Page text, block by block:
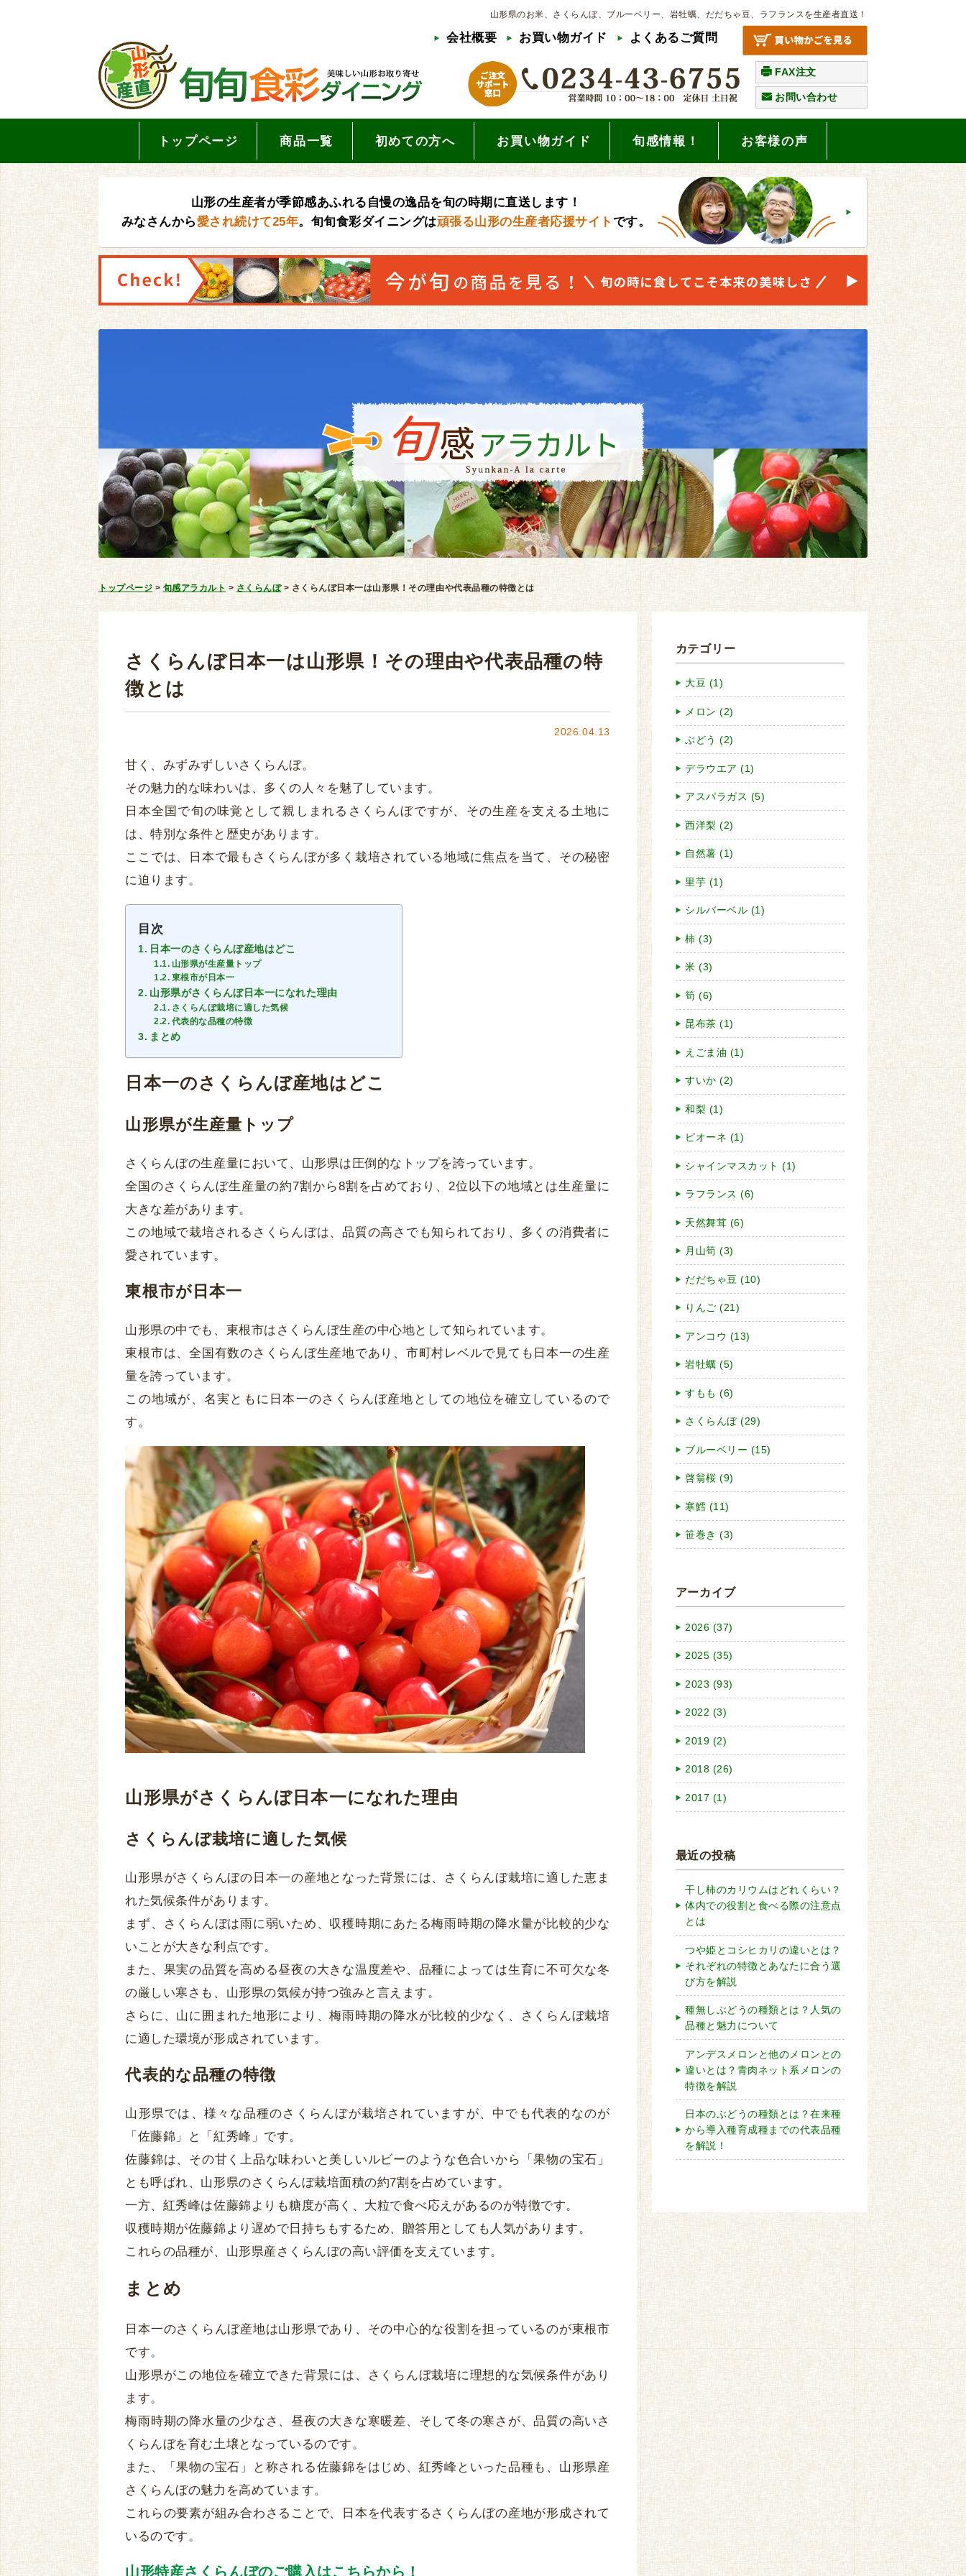
山形県のお米、さくらんぼ、ブルーベリー、岩牡蠣、だだちゃ豆、ラフランスを生産者直送！
会社概要 お買い物ガイド よくあるご質問
FAX注文
お問い合わせ
トップページ 商品一覧 初めての方へ お買い物ガイド 旬感情報！ お客様の声
山形の生産者が季節感あふれる自慢の逸品を旬の時期に直送します！
みなさんから愛され続けて25年。旬旬食彩ダイニングは頑張る山形の生産者応援サイト です。
トップページ > 旬感アラカルト > さくらんぼ > さくらんぼ日本一は山形県！その理由や代表品種の特徴とは
さくらんぼ日本一は山形県！その理由や代表品種の特
徴とは
2026.04.13
甘く、みずみずしいさくらんぼ。
その魅力的な味わいは、多くの人々を魅了しています。
日本全国で旬の味覚として親しまれるさくらんぼですが、その生産を支える土地に
は、特別な条件と歴史があります。
ここでは、日本で最もさくらんぼが多く栽培されている地域に焦点を当て、その秘密
に迫ります。
目次
日本一のさくらんぼ産地はどこ
山形県が生産量トップ
東根市が日本一
山形県がさくらんぼ日本一になれた理由
さくらんぼ栽培に適した気候
代表的な品種の特徴
まとめ
日本一のさくらんぼ産地はどこ
山形県が生産量トップ
さくらんぼの生産量において、山形県は圧倒的なトップを誇っています。
全国のさくらんぼ生産量の約7割から8割を占めており、2位以下の地域とは生産量に
大きな差があります。
この地域で栽培されるさくらんぼは、品質の高さでも知られており、多くの消費者に
愛されています。
東根市が日本一
山形県の中でも、東根市はさくらんぼ生産の中心地として知られています。
東根市は、全国有数のさくらんぼ生産地であり、市町村レベルで見ても日本一の生産
量を誇っています。
この地域が、名実ともに日本一のさくらんぼ産地としての地位を確立しているので
す。
山形県がさくらんぼ日本一になれた理由
さくらんぼ栽培に適した気候
山形県がさくらんぼの日本一の産地となった背景には、さくらんぼ栽培に適した恵ま
れた気候条件があります。
まず、さくらんぼは雨に弱いため、収穫時期にあたる梅雨時期の降水量が比較的少な
いことが大きな利点です。
また、果実の品質を高める昼夜の大きな温度差や、品種によっては生育に不可欠な冬
の厳しい寒さも、山形県の気候が持つ強みと言えます。
さらに、山に囲まれた地形により、梅雨時期の降水が比較的少なく、さくらんぼ栽培
に適した環境が形成されています。
代表的な品種の特徴
山形県では、様々な品種のさくらんぼが栽培されていますが、中でも代表的なのが
「佐藤錦」と「紅秀峰」です。
佐藤錦は、その甘く上品な味わいと美しいルビーのような色合いから「果物の宝石」
とも呼ばれ、山形県のさくらんぼ栽培面積の約7割を占めています。
一方、紅秀峰は佐藤錦よりも糖度が高く、大粒で食べ応えがあるのが特徴です。
収穫時期が佐藤錦より遅めで日持ちもするため、贈答用としても人気があります。
これらの品種が、山形県産さくらんぼの高い評価を支えています。
まとめ
日本一のさくらんぼ産地は山形県であり、その中心的な役割を担っているのが東根市
です。
山形県がこの地位を確立できた背景には、さくらんぼ栽培に理想的な気候条件があり
ます。
梅雨時期の降水量の少なさ、昼夜の大きな寒暖差、そして冬の寒さが、品質の高いさ
くらんぼを育む土壌となっているのです。
また、「果物の宝石」と称される佐藤錦をはじめ、紅秀峰といった品種も、山形県産
さくらんぼの魅力を高めています。
これらの要素が組み合わさることで、日本を代表するさくらんぼの産地が形成されて
いるのです。
山形特産さくらんぼのご購入はこちらから！
カテゴリー
大豆 (1)
メロン (2)
ぶどう (2)
デラウエア (1)
アスパラガス (5)
西洋梨 (2)
自然薯 (1)
里芋 (1)
シルバーベル (1)
柿 (3)
米 (3)
筍 (6)
昆布茶 (1)
えごま油 (1)
すいか (2)
和梨 (1)
ピオーネ (1)
シャインマスカット (1)
ラフランス (6)
天然舞茸 (6)
月山筍 (3)
だだちゃ豆 (10)
りんご (21)
アンコウ (13)
岩牡蠣 (5)
すもも (6)
さくらんぼ (29)
ブルーベリー (15)
啓翁桜 (9)
寒鱈 (11)
笹巻き (3)
アーカイブ
2026 (37)
2025 (35)
2023 (93)
2022 (3)
2019 (2)
2018 (26)
2017 (1)
最近の投稿
干し柿のカリウムはどれくらい？
体内での役割と食べる際の注意点
とは
つや姫とコシヒカリの違いとは？
それぞれの特徴とあなたに合う選
び方を解説
種無しぶどうの種類とは？人気の
品種と魅力について
アンデスメロンと他のメロンとの
違いとは？青肉ネット系メロンの
特徴を解説
日本のぶどうの種類とは？在来種
から導入種育成種までの代表品種
を解説！